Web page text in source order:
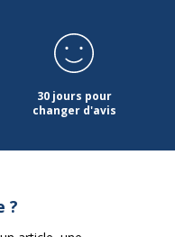
rouges avancée
stéréo
vidéo Dolby Vision
Video coding)
30 jours pour
changer d'avis
?